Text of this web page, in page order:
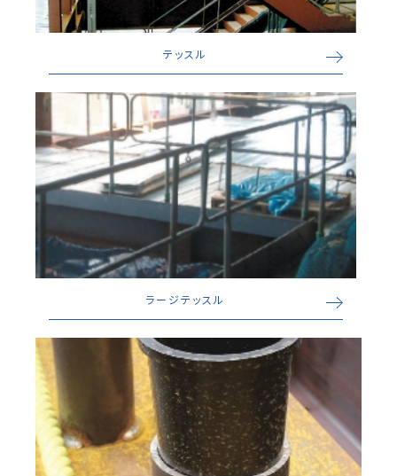
テッスル
ラージテッスル